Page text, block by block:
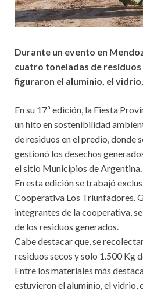
Durante un evento en
cuatro toneladas de
figuraron el aluminio, el
En su 17ª edición, la Fiesta
un hito en sostenibilidad
de residuos en el predio, donde
gestionó los desechos
el sitio Municipios de Argentina.
En esta edición se trabajó
Cooperativa Los Triunfadores.
integrantes de la cooperativa,
de los residuos generados.
Cabe destacar que, se
residuos secos y solo 1.500 Kg
Entre los materiales más
estuvieron el aluminio, el vidrio,